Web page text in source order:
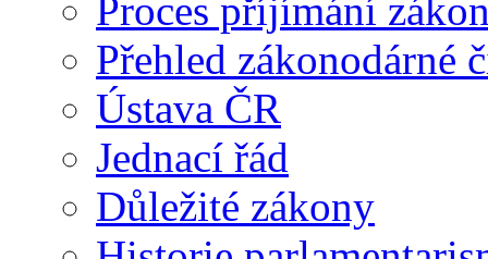
Proces příjímání
Přehled zákonodárné
Ústava ČR
Jednací řád
Důležité zákony